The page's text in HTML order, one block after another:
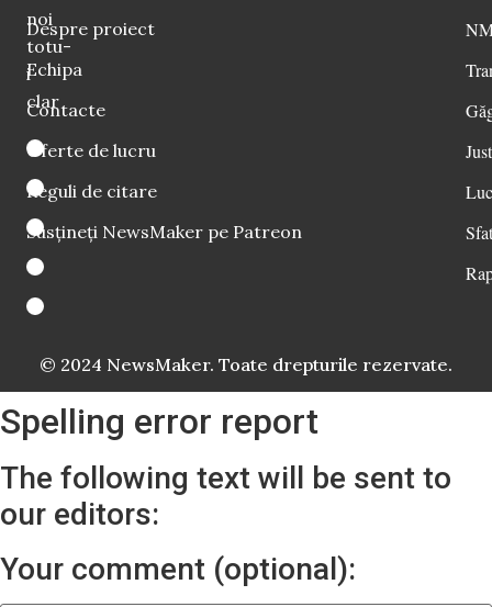
noi
totu-
i
clar
Despre proiect
Echipa
Contacte
Oferte de lucru
Reguli de citare
Susțineți NewsMaker pe Patreon
© 2024 NewsMaker. Toate drepturile rezervate.
Spelling error report
The following text will be sent to
our editors:
Your comment (optional):